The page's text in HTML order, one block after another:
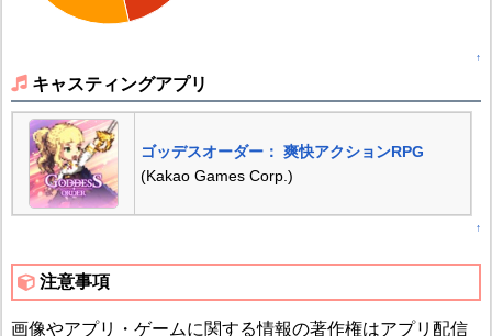
↑
キャスティングアプリ
ゴッデスオーダー： 爽快アクションRPG
(Kakao Games Corp.)
↑
注意事項
画像やアプリ・ゲームに関する情報の著作権はアプリ配信